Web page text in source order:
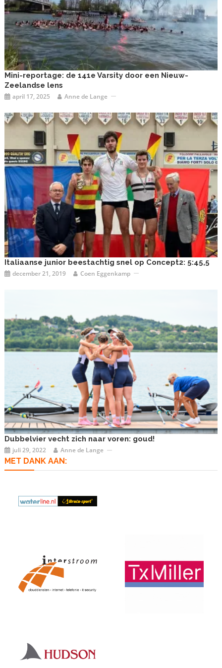
Mini-reportage: de 141e Varsity door een Nieuw-
Zeelandse lens
april 17, 2025 Anne de Lange
Italiaanse junior beestachtig snel op Concept2: 5:45,5
december 21, 2019 Coen Eggenkamp
Dubbelvier vecht zich naar voren: goud!
juli 29, 2022 Anne de Lange
MET DANK AAN: